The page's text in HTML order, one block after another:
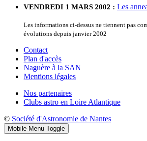
VENDREDI 1 MARS 2002 : Les
Les informations ci-dessus ne tiennent pas
évolutions depuis janvier 2002
Contact
Plan d'accès
Naguère à la SAN
Mentions légales
Nos partenaires
Clubs astro en Loire Atlantique
© Société d'Astronomie de Nantes
Mobile Menu Toggle